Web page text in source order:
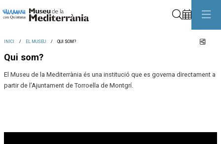
INICI EL MUSEU QUI SOM?
Qui som?
El Museu de la Mediterrània és una institució que es governa directament a
partir de l’Ajuntament de Torroella de Montgrí.